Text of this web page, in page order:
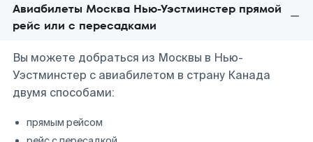
Авиабилеты Москва Нью-Уэстминстер прямой
рейс или с пересадками
Вы можете добраться из Москвы в Нью-
Уэстминстер с авиабилетом в страну Канада
двумя способами:
прямым рейсом